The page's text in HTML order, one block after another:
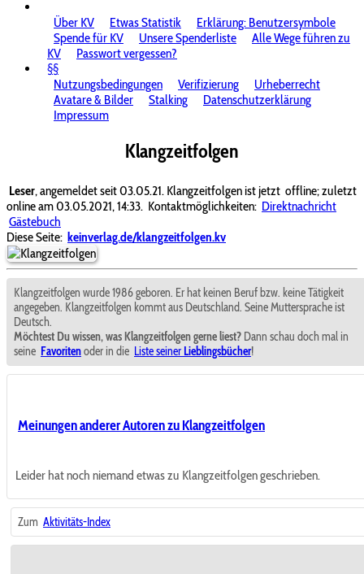
Über KV
Etwas Statistik
Erklärung: Benutzersymbole
Spende für KV
Unsere Spenderliste
Alle Wege führen zu
KV
Passwort vergessen?
§§
Nutzungsbedingungen
Verifizierung
Urheberrecht
Avatare & Bilder
Stalking
Datenschutzerklärung
Impressum
Klangzeitfolgen
Leser, angemeldet seit 03.05.21. Klangzeitfolgen ist jetzt offline; zuletzt
online am 03.05.2021, 14:33. Kontaktmöglichkeiten: Direktnachricht
Gästebuch
Diese Seite: keinverlag.de/klangzeitfolgen.kv
Klangzeitfolgen wurde 1986 geboren. Er hat keinen Beruf bzw. keine Tätigkeit
angegeben. Klangzeitfolgen kommt aus Deutschland. Seine Muttersprache ist
Deutsch.
Möchtest Du wissen, was Klangzeitfolgen gerne liest? Dann schau doch mal in
seine Favoritenoder in die Liste seiner Lieblingsbücher!
Meinungen anderer Autoren zu Klangzeitfolgen
Leider hat noch niemand etwas zu Klangzeitfolgen geschrieben.
Zum Aktivitäts-Index